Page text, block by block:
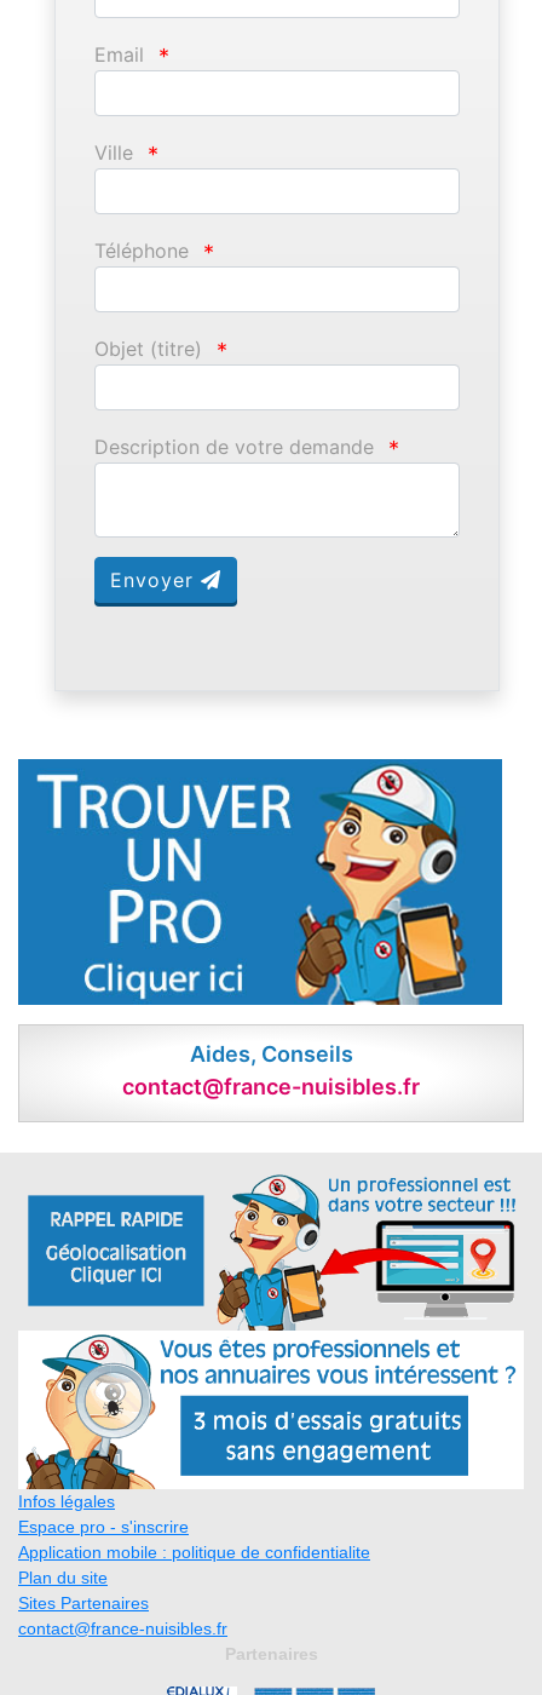
Email *
Ville *
Téléphone *
Objet (titre) *
Description de votre demande *
Envoyer
Aides, Conseils
contact@france-nuisibles.fr
Infos légales
Espace pro - s'inscrire
Application mobile : politique de confidentialite
Plan du site
Sites Partenaires
contact@france-nuisibles.fr
Partenaires